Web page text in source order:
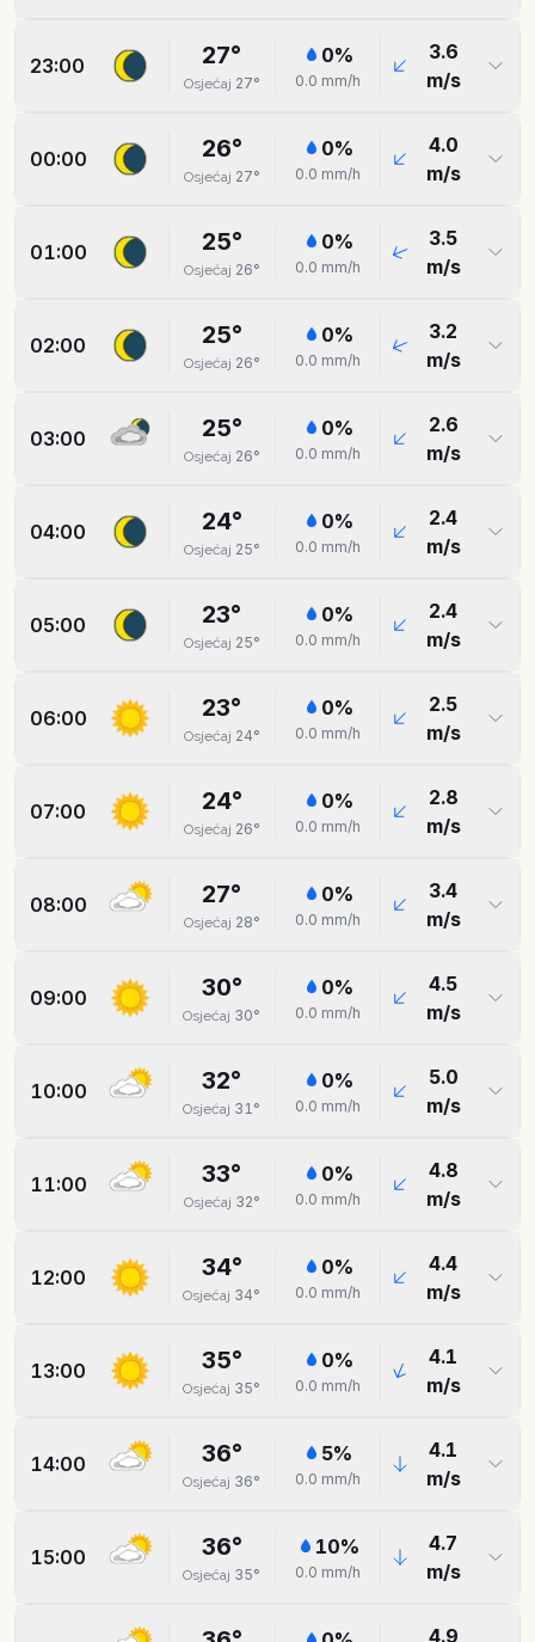
23:00 27°
Osjećaj 27°
0%
0.0 mm/h
3.6
m/s
00:00 26°
Osjećaj 27°
0%
0.0 mm/h
4.0
m/s
01:00 25°
Osjećaj 26°
0%
0.0 mm/h
3.5
m/s
02:00 25°
Osjećaj 26°
0%
0.0 mm/h
3.2
m/s
03:00 25°
Osjećaj 26°
0%
0.0 mm/h
2.6
m/s
04:00 24°
Osjećaj 25°
0%
0.0 mm/h
2.4
m/s
05:00 23°
Osjećaj 25°
0%
0.0 mm/h
2.4
m/s
06:00 23°
Osjećaj 24°
0%
0.0 mm/h
2.5
m/s
07:00 24°
Osjećaj 26°
0%
0.0 mm/h
2.8
m/s
08:00 27°
Osjećaj 28°
0%
0.0 mm/h
3.4
m/s
09:00 30°
Osjećaj 30°
0%
0.0 mm/h
4.5
m/s
10:00 32°
Osjećaj 31°
0%
0.0 mm/h
5.0
m/s
11:00 33°
Osjećaj 32°
0%
0.0 mm/h
4.8
m/s
12:00 34°
Osjećaj 34°
0%
0.0 mm/h
4.4
m/s
13:00 35°
Osjećaj 35°
0%
0.0 mm/h
4.1
m/s
14:00 36°
Osjećaj 36°
5%
0.0 mm/h
4.1
m/s
15:00 36°
Osjećaj 35°
10%
0.0 mm/h
4.7
m/s
4.9